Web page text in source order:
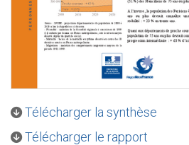
Télécharger la synthèse
Télécharger le rapport